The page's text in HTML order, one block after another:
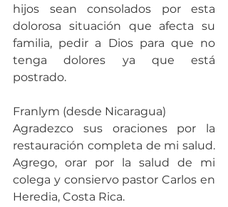
hijos sean consolados por esta
dolorosa situación que afecta su
familia, pedir a Dios para que no
tenga dolores ya que está
postrado.
Franlym (desde Nicaragua)
Agradezco sus oraciones por la
restauración completa de mi salud.
Agrego, orar por la salud de mi
colega y consiervo pastor Carlos en
Heredia, Costa Rica.